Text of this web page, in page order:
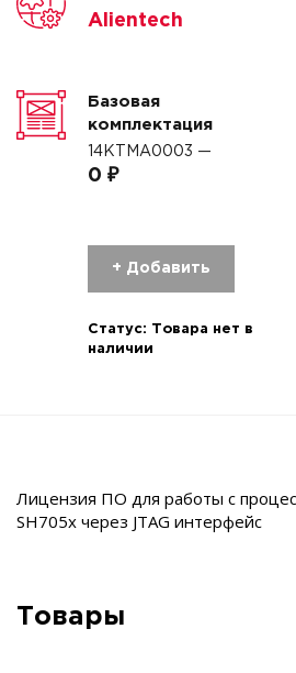
Alientech
Базовая
комплектация
14KTMA0003 —
0 ₽
+ Добавить
Статус:
Товара нет в
наличии
Лицензия ПО для работы с
SH705x через JTAG интерфейс
Товары